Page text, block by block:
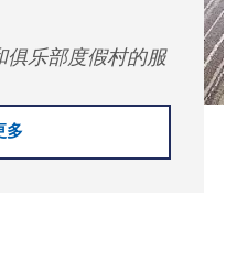
俱乐部度假村的服
多